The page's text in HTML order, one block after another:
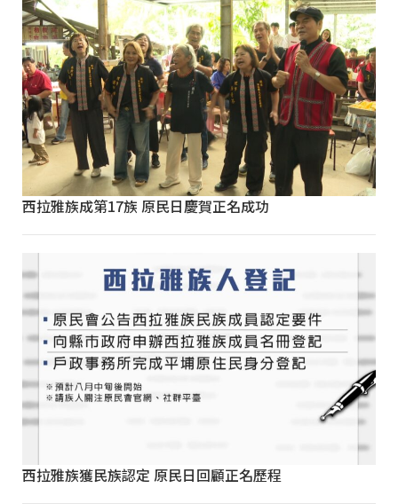
西拉雅族成第17族 原民日慶賀正名成功
西拉雅族獲民族認定 原民日回顧正名歷程